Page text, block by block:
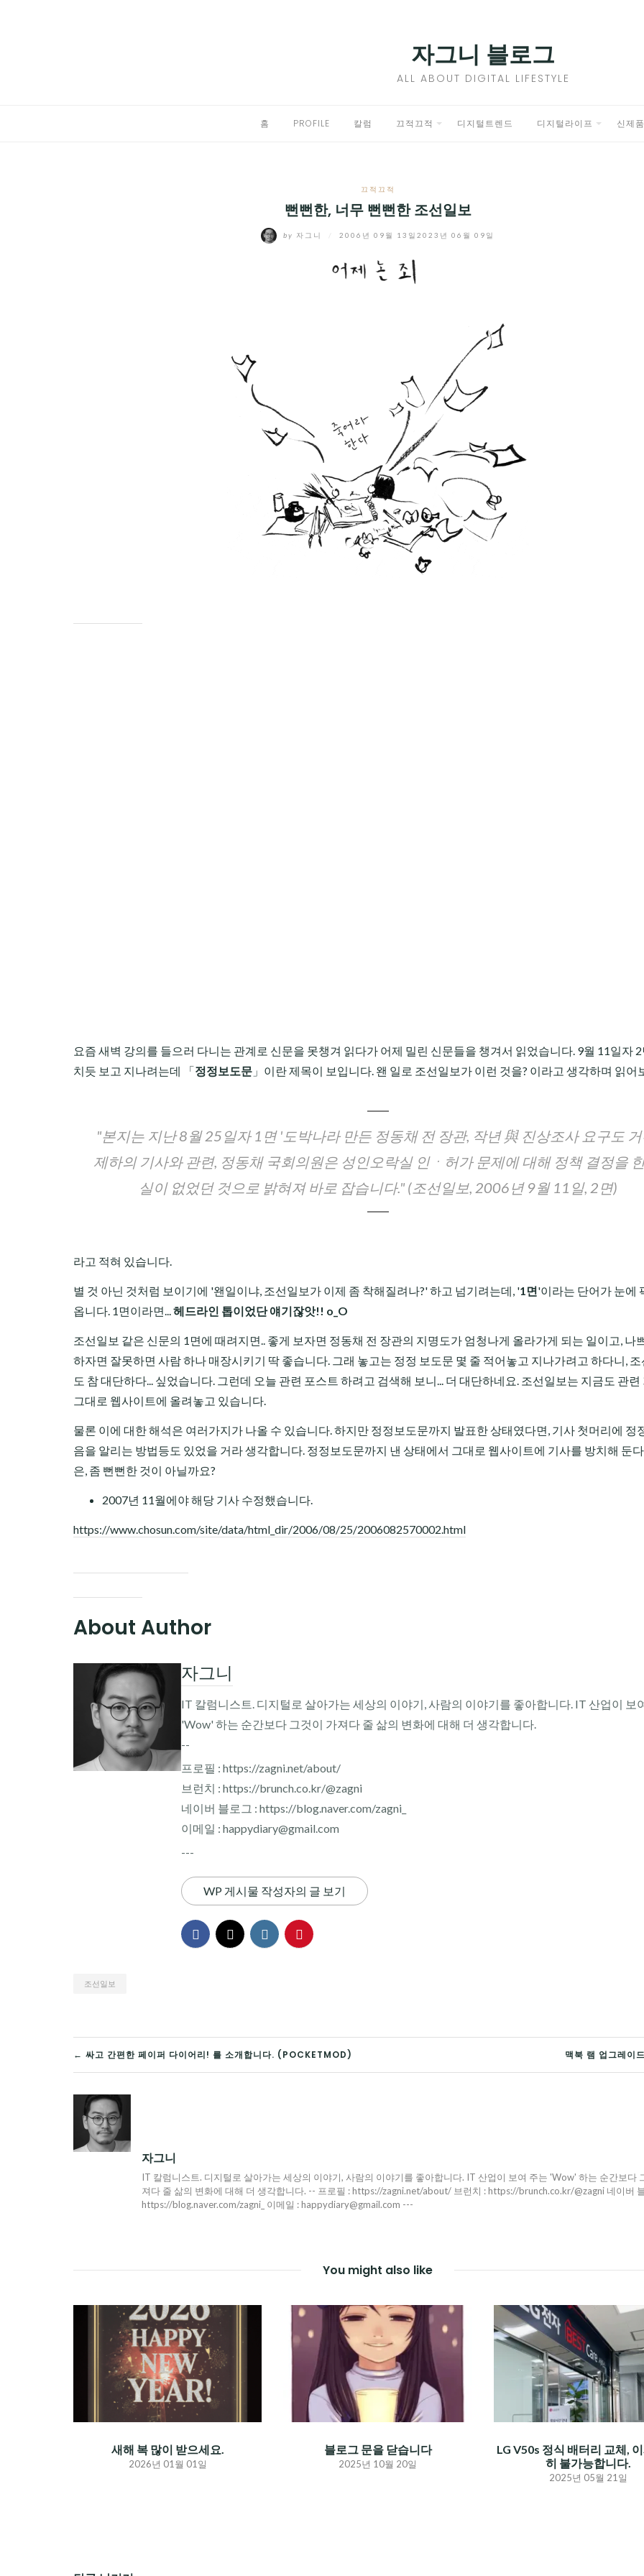
자그니 블로그
ALL ABOUT DIGITAL LIFESTYLE
홈 PROFILE 칼럼 끄적끄적 디지털트렌드 디지털라이프 신제품
끄적끄적
뻔뻔한, 너무 뻔뻔한 조선일보
by 자그니 2006년 09월 13일2023년 06월 09일
요즘 새벽 강의를 들으러 다니는 관계로 신문을 못챙겨 읽다가 어제 밀린 신문들을 챙겨서 읽었습니다. 9월 11일자
치듯 보고 지나려는데 「정정보도문 」이란 제목이 보입니다. 왠 일로 조선일보가 이런 것을? 이라고 생각하며 읽어
"본지는 지난 8월 25일자 1면 '도박나라 만든 정동채 전 장관, 작년 與 진상조사 요구도
제하의 기사와 관련, 정동채 국회의원은 성인오락실 인ㆍ허가 문제에 대해 정책 결정을
실이 없었던 것으로 밝혀져 바로 잡습니다." (조선일보, 2006년 9월 11일, 2면)
라고 적혀 있습니다.
별 것 아닌 것처럼 보이기에 '왠일이냐, 조선일보가 이제 좀 착해질려나?' 하고 넘기려는데, '1면'이라는 단어가 눈에
옵니다. 1면이라면...헤드라인 톱이었단 얘기잖앗!! o_O
조선일보 같은 신문의 1면에 때려지면.. 좋게 보자면 정동채 전 장관의 지명도가 엄청나게 올라가게 되는 일이고, 나
하자면 잘못하면 사람 하나 매장시키기 딱 좋습니다. 그래 놓고는 정정 보도문 몇 줄 적어놓고 지나가려고 하다니,
도 참 대단하다... 싶었습니다. 그런데 오늘 관련 포스트 하려고 검색해 보니... 더 대단하네요. 조선일보는 지금도 관련
그대로 웹사이트에 올려놓고 있습니다.
물론 이에 대한 해석은 여러가지가 나올 수 있습니다. 하지만 정정보도문까지 발표한 상태였다면, 기사 첫머리에 정
음을 알리는 방법등도 있었을 거라 생각합니다. 정정보도문까지 낸 상태에서 그대로 웹사이트에 기사를 방치해 둔
은, 좀 뻔뻔한 것이 아닐까요?
2007년 11월에야 해당 기사 수정했습니다.
https://www.chosun.com/site/data/html_dir/2006/08/25/2006082570002.html
About Author
자그니
IT 칼럼니스트. 디지털로 살아가는 세상의 이야기, 사람의 이야기를 좋아합니다. IT 산업이 보
'Wow' 하는 순간보다 그것이 가져다 줄 삶의 변화에 대해 더 생각합니다.
--
프로필 : https://zagni.net/about/
브런치 : https://brunch.co.kr/@zagni
네이버 블로그 : https://blog.naver.com/zagni_
이메일 : happydiary@gmail.com
---
WP 게시물 작성자의 글 보기
조선일보
글
탐
색
← 싸고 간편한 페이퍼 다이어리! 를 소개합니다. (POCKETMOD) 맥북 램 업그레이
자그니
IT 칼럼니스트. 디지털로 살아가는 세상의 이야기, 사람의 이야기를 좋아합니다. IT 산업이 보여 주는 'Wow' 하는 순간보다
져다 줄 삶의 변화에 대해 더 생각합니다. -- 프로필 : https://zagni.net/about/ 브런치 : https://brunch.co.kr/@zagni 네이버
https://blog.naver.com/zagni_ 이메일 : happydiary@gmail.com ---
You might also like
새해 복 많이 받으세요.
2026년 01월 01일
블로그 문을 닫습니다
2025년 10월 20일
LG V50s 정식 배터리 교체,
히 불가능합니다.
2025년 05월 21일
MENU